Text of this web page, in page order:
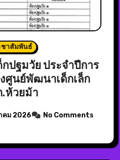
ชาสัมพันธ์
ปฐมวัย ประจำปีการ
ศูนย์พัฒนาเด็กเล็ก
ห้วยม้า
คม 2026 No Comments